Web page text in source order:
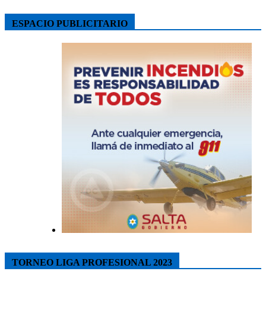
ESPACIO PUBLICITARIO
TORNEO LIGA PROFESIONAL 2023